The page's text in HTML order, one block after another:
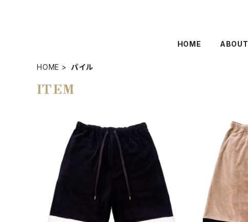
HOME ABOUT
HOME パイル
ITEM